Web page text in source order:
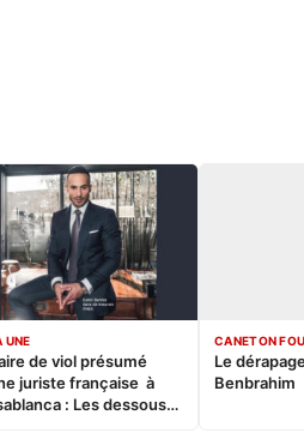
UNE
de viol présumé
juriste française à
: Les dessous
CANETON
Le
Benbrahim